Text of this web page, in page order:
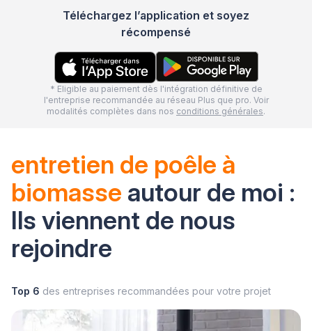
Téléchargez l’application et soyez
récompensé
* Eligible au paiement dès l'intégration définitive de
l'entreprise recommandée au réseau Plus que pro. Voir
modalités complètes dans nos conditions générales.
entretien de poêle à
biomasse autour de moi :
Ils viennent de nous
rejoindre
Top 6 des entreprises recommandées pour votre projet